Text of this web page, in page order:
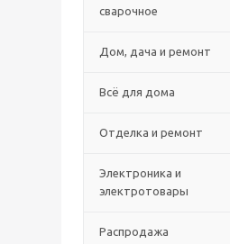
сварочное
Дом, дача и ремонт
Всё для дома
Отделка и ремонт
Электроника и
электротовары
Распродажа